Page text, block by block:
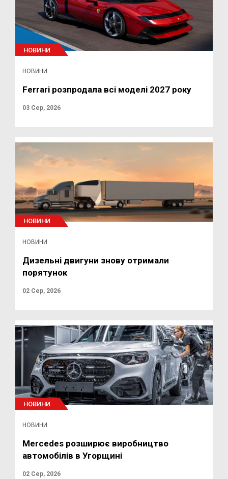
НОВИНИ
НОВИНИ
Ferrari розпродала всі моделі 2027 року
03 Сер, 2026
НОВИНИ
НОВИНИ
Дизельні двигуни знову отримали
порятунок
02 Сер, 2026
НОВИНИ
НОВИНИ
Mercedes розширює виробництво
автомобілів в Угорщині
02 Сер, 2026